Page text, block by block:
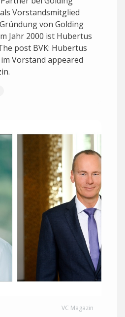
Vorstandsmitglied
von Golding
Jahr 2000 ist Hubertus
post BVK: Hubertus
Vorstand appeared
VC Magazin